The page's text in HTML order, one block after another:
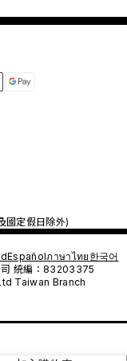
國定假日除外)
Españolภาษาไทย 한국어
司 統編：83203375
Taiwan Branch